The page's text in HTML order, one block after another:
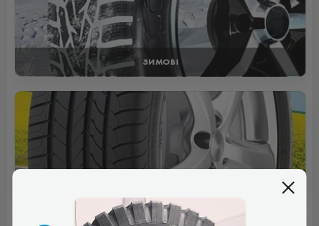
ЗИМОВІ